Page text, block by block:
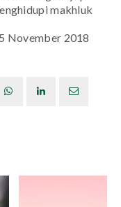
makhluk
November 2018